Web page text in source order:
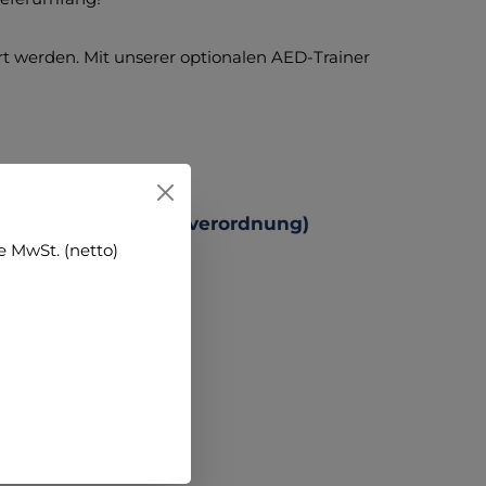
werden. Mit unserer optionalen AED-Trainer
Produktsicherheitsverordnung)
MwSt. (netto)